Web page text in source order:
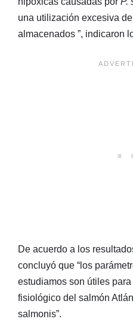
una utilización excesiva
almacenados ”, indicaron
De acuerdo a los
concluyó que “los
estudiamos son útiles
fisiológico del salmón
salmonis”.